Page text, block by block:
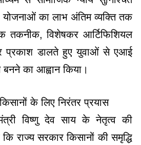
योजनाओं का लाभ अंतिम व्यक्ति तक
तकनीक, विशेषकर आर्टिफिशियल
प्रकाश डालते हुए युवाओं से एआई
का आह्वान किया।
के लिए निरंतर प्रयास
विष्णु देव साय के नेतृत्व की
राज्य सरकार किसानों की समृद्धि